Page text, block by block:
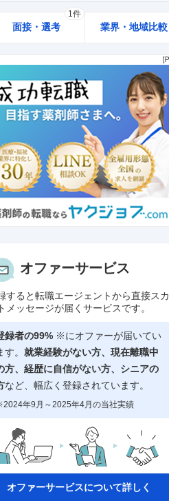
面接・選考
1件
業界・地域比較
オファーサービス
すると転職エージェントから直接スカ
メッセージが届くサービスです。
録者の99% ※にオファーが届いてい
す。 就業経験がない方、現在離職中
方、 経歴に自信がない方、シニアの
など、幅広く登録されています。
年9月～2025年4月の当社実績
オファーサービスについて詳しく